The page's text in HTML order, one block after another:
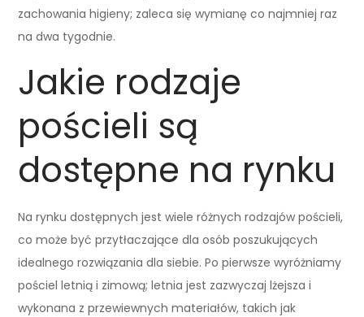
zachowania higieny; zaleca się wymianę co najmniej raz
na dwa tygodnie.
Jakie rodzaje
pościeli są
dostępne na rynku
Na rynku dostępnych jest wiele różnych rodzajów pościeli,
co może być przytłaczające dla osób poszukujących
idealnego rozwiązania dla siebie. Po pierwsze wyróżniamy
pościel letnią i zimową; letnia jest zazwyczaj lżejsza i
wykonana z przewiewnych materiałów, takich jak